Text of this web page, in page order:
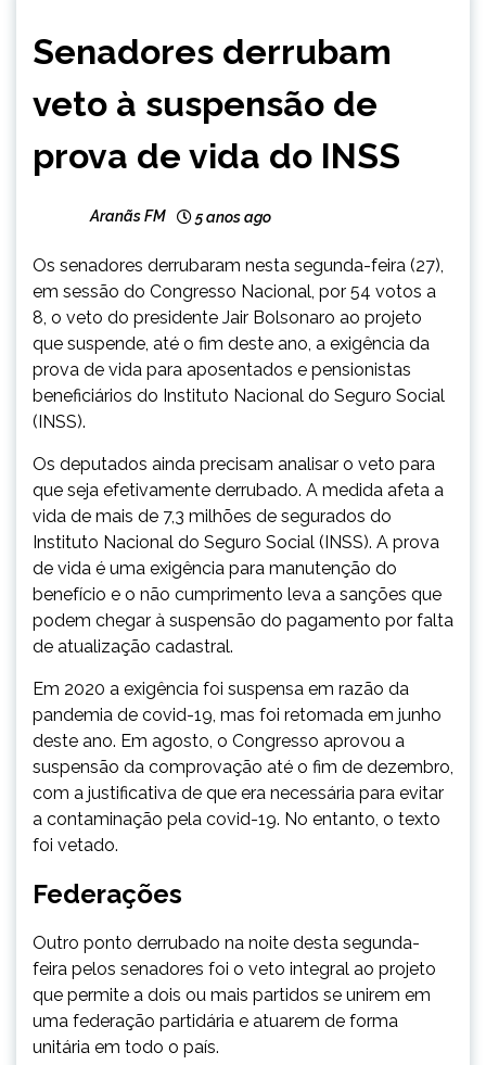
NOTÍCIAS
Senadores derrubam
veto à suspensão de
prova de vida do INSS
Aranãs FM 5 anos ago
Os senadores derrubaram nesta segunda-feira (27),
em sessão do Congresso Nacional, por 54 votos a
8, o veto do presidente Jair Bolsonaro ao projeto
que suspende, até o fim deste ano, a exigência da
prova de vida para aposentados e pensionistas
beneficiários do Instituto Nacional do Seguro Social
(INSS).
Os deputados ainda precisam analisar o veto para
que seja efetivamente derrubado. A medida afeta a
vida de mais de 7,3 milhões de segurados do
Instituto Nacional do Seguro Social (INSS). A prova
de vida é uma exigência para manutenção do
benefício e o não cumprimento leva a sanções que
podem chegar à suspensão do pagamento por falta
de atualização cadastral.
Em 2020 a exigência foi suspensa em razão da
pandemia de covid-19, mas foi retomada em junho
deste ano. Em agosto, o Congresso aprovou a
suspensão da comprovação até o fim de dezembro,
com a justificativa de que era necessária para evitar
a contaminação pela covid-19. No entanto, o texto
foi vetado.
Federações
Outro ponto derrubado na noite desta segunda-
feira pelos senadores foi o veto integral ao projeto
que permite a dois ou mais partidos se unirem em
uma federação partidária e atuarem de forma
unitária em todo o país.